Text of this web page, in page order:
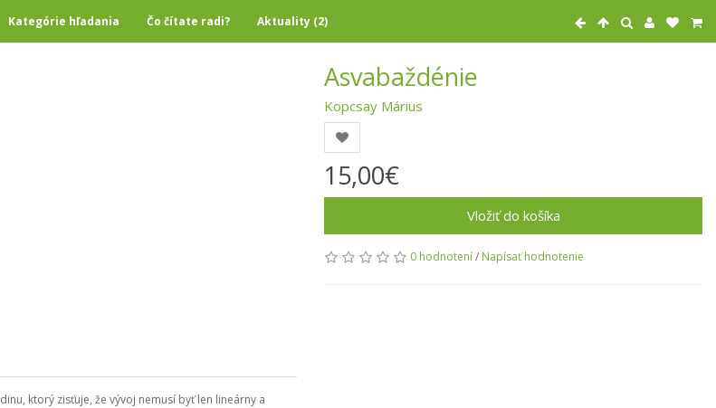
Kategórie hľadania Čo čítate radi? Aktuality (2)
ktorý zisťuje, že vývoj nemusí byť len lineárny a
Asvabaždénie
Kopcsay Márius
15,00€
Vložiť do košíka
0 hodnotení/ Napísať hodnotenie